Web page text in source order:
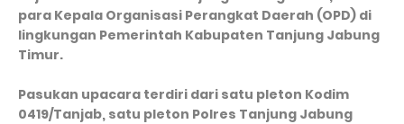
para Kepala Organisasi Perangkat Daerah (OPD) di
lingkungan Pemerintah Kabupaten Tanjung Jabung
Timur.
Pasukan upacara terdiri dari satu pleton Kodim
0419/Tanjab, satu pleton Polres Tanjung Jabung